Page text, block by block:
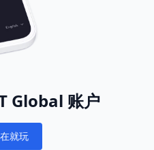
Global 账户
就玩